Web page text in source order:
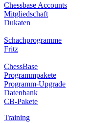
Chessbase Accounts
Mitgliedschaft
Dukaten
Schachprogramme
Fritz
ChessBase
Programmpakete
Programm-Upgrade
Datenbank
CB-Pakete
Training